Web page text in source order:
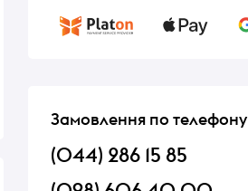
Замовлення по телефону
(044) 286 15 85